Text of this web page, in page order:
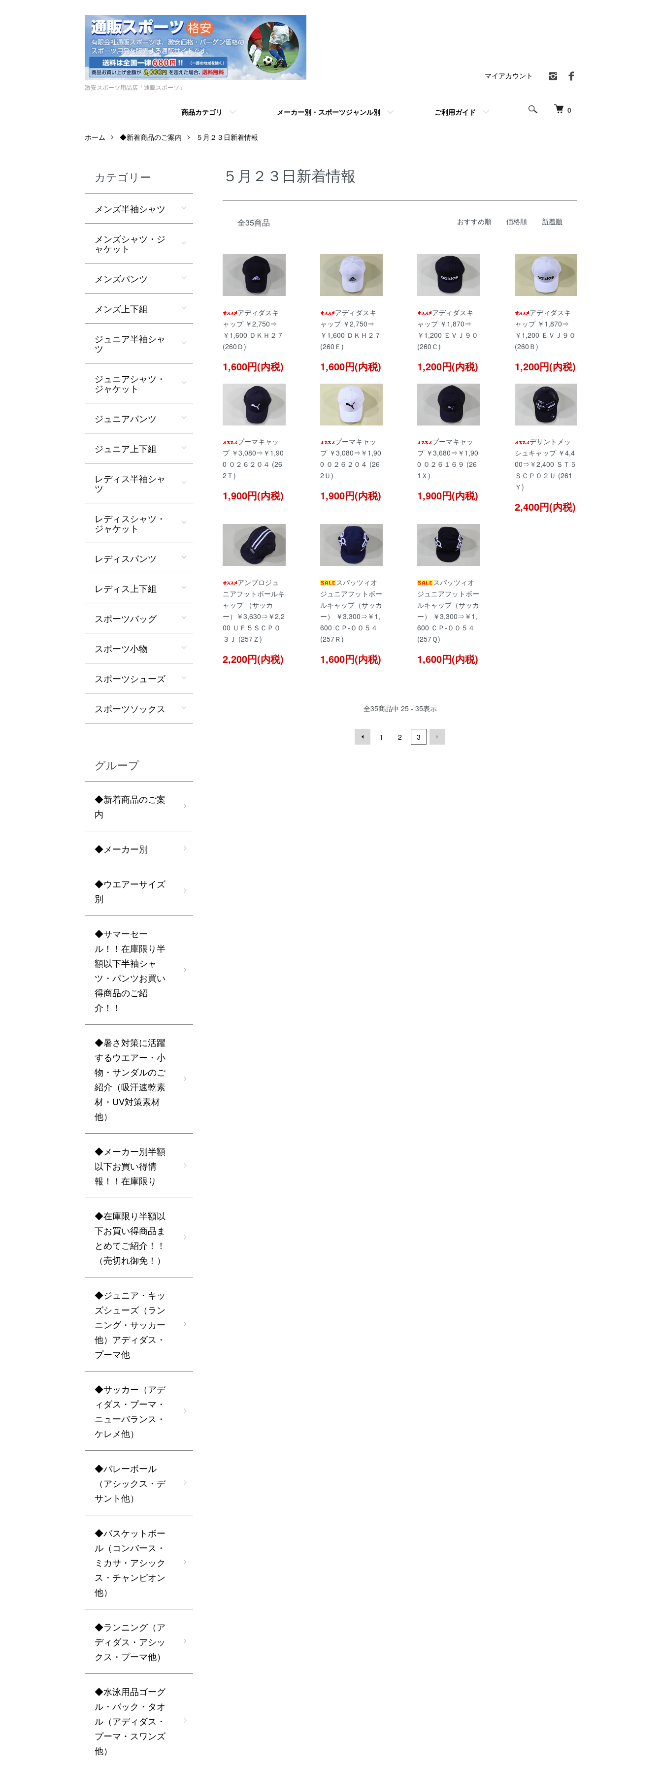
激安スポーツ用品店「通販スポーツ」
0
商品カテゴリ メーカー別・スポーツジャンル別 ご利用ガイド
マイアカウント
ホーム ◆新着商品のご案内 ５月２３日新着情報
５月２３日新着情報
全35商品 おすすめ順 価格順 新着順
アディダスキ
ャップ ￥2,750⇒
￥1,600 ＤＫＨ２７
(260Ｄ)
1,600円(内税)
アディダスキ
ャップ ￥2,750⇒
￥1,600 ＤＫＨ２７
(260Ｅ)
1,600円(内税)
アディダスキ
ャップ ￥1,870⇒
￥1,200 ＥＶＪ９０
(260Ｃ)
1,200円(内税)
アディダスキ
ャップ ￥1,870⇒
￥1,200 ＥＶＪ９０
(260Ｂ)
1,200円(内税)
プーマキャッ
プ ￥3,080⇒￥1,90
0 ０２６２０４ (26
2Ｔ)
1,900円(内税)
プーマキャッ
プ ￥3,080⇒￥1,90
0 ０２６２０４ (26
2Ｕ)
1,900円(内税)
プーマキャッ
プ ￥3,680⇒￥1,90
0 ０２６１６９ (26
1Ｘ)
1,900円(内税)
デサントメッ
シュキャップ ￥4,4
00⇒￥2,400 ＳＴ５
ＳＣＰ０２Ｕ (261
Ｙ)
2,400円(内税)
アンブロジュ
ニアフットボールキ
ャップ （サッカ
ー）￥3,630⇒￥2,2
00 ＵＦ５ＳＣＰ０
３Ｊ (257Ｚ)
2,200円(内税)
スパッツィオ
ジュニアフットボー
ルキャップ（サッカ
ー） ￥3,300⇒￥1,
600 ＣＰ-００５４
(257Ｒ)
1,600円(内税)
スパッツィオ
ジュニアフットボー
ルキャップ（サッカ
ー） ￥3,300⇒￥1,
600 ＣＰ-００５４
(257Ｑ)
1,600円(内税)
全35商品中 25 - 35表示
1 2 3
カテゴリー
メンズ半袖シャツ
メンズシャツ・ジ
ャケット
メンズパンツ
メンズ上下組
ジュニア半袖シャ
ツ
ジュニアシャツ・
ジャケット
ジュニアパンツ
ジュニア上下組
レディス半袖シャ
ツ
レディスシャツ・
ジャケット
レディスパンツ
レディス上下組
スポーツバッグ
スポーツ小物
スポーツシューズ
スポーツソックス
グループ
◆新着商品のご案
内
◆メーカー別
◆ウエアーサイズ
別
◆サマーセー
ル！！在庫限り半
額以下半袖シャ
ツ・パンツお買い
得商品のご紹
介！！
◆暑さ対策に活躍
するウエアー・小
物・サンダルのご
紹介（吸汗速乾素
材・UV対策素材
他）
◆メーカー別半額
以下お買い得情
報！！在庫限り
◆在庫限り半額以
下お買い得商品ま
とめてご紹介！！
（売切れ御免！）
◆ジュニア・キッ
ズシューズ（ラン
ニング・サッカー
他）アディダス・
プーマ他
◆サッカー（アデ
ィダス・プーマ・
ニューバランス・
ケレメ他）
◆バレーボール
（アシックス・デ
サント他）
◆バスケットボー
ル（コンバース・
ミカサ・アシック
ス・チャンピオン
他）
◆ランニング（ア
ディダス・アシッ
クス・プーマ他）
◆水泳用品ゴーグ
ル・バック・タオ
ル（アディダス・
プーマ・スワンズ
他）